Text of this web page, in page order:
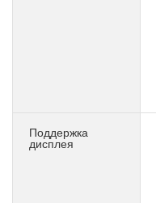
Поддержка
дисплея